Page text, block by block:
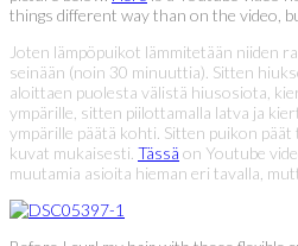
things different way than on the video,
Joten lämpöpuikot lämmitetään niiden
seinään (noin 30 minuuttia). Sitten
aloittaen puolesta välistä hiusosiota,
ympärille, sitten piilottamalla latva ja
ympärille päätä kohti. Sitten puikon
kuvat mukaisesti. Tässä on Youtube
muutamia asioita hieman eri tavalla,